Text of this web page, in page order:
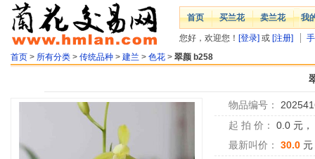
首页 买兰花 卖兰花 我
您好，欢迎您！ [登录] 或 [注册]
首页 > 所有分类 > 传统品种 > 建兰 > 色花 > 翠颜 b258
物品编号：
起 拍 价：
0.0 元，
最新叫价：
30.0 元